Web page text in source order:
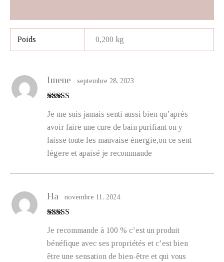
Poids 0,200 kg
Imene septembre 28, 2023
Je me suis jamais senti aussi bien qu’après
avoir faire une cure de bain purifiant on y
laisse toute les mauvaise énergie,on ce sent
légere et apaisé je recommande
Ha novembre 11, 2024
Je recommande à 100 % c’est un produit
bénéfique avec ses propriétés et c’est bien
être une sensation de bien-être et qui vous